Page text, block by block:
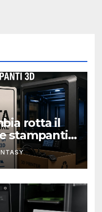
rotta il
stampanti